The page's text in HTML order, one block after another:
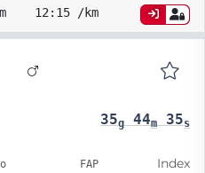
12:15 /km
35g44m35s
FAP Index